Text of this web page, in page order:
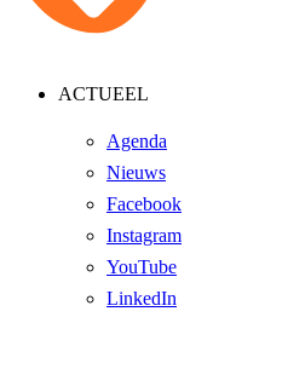
ACTUEEL
Agenda
Nieuws
Facebook
Instagram
YouTube
LinkedIn